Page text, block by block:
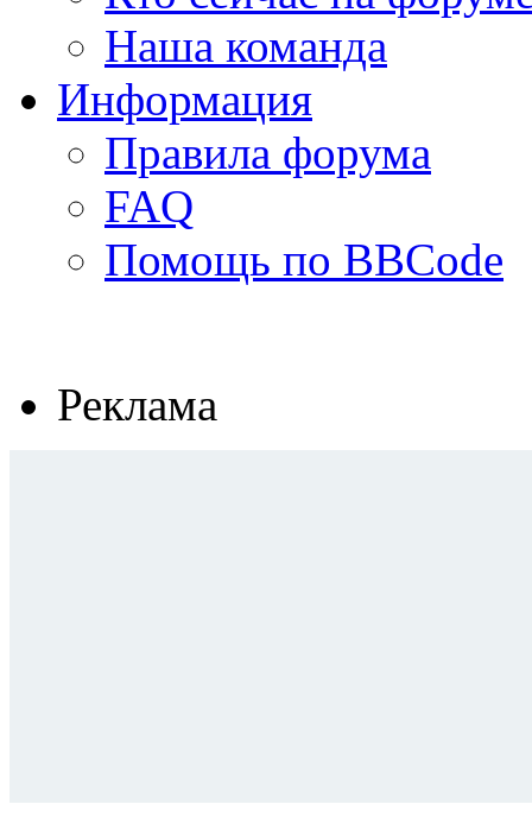
Наша команда
Информация
Правила форума
FAQ
Помощь по BBCode
Реклама